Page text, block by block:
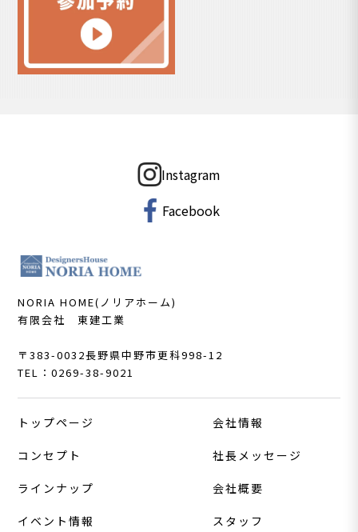
Instagram
Facebook
NORIA HOME(ノリアホーム)
有限会社 東建工業
〒383-0032長野県中野市更科998-12
TEL：0269-38-9021
トップページ
コンセプト
ラインナップ
イベント情報
会社情報
社長メッセージ
会社概要
スタッフ